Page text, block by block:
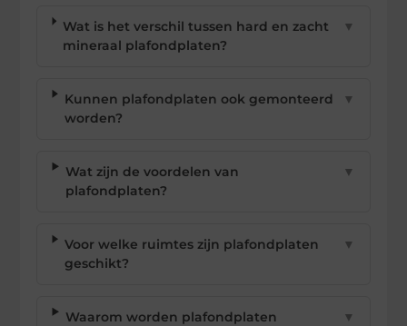
Wat is het verschil tussen hard en zacht
mineraal plafondplaten?
▼
Kunnen plafondplaten ook gemonteerd
worden?
▼
Wat zijn de voordelen van
plafondplaten?
▼
Voor welke ruimtes zijn plafondplaten
geschikt?
▼
Waarom worden plafondplaten
▼